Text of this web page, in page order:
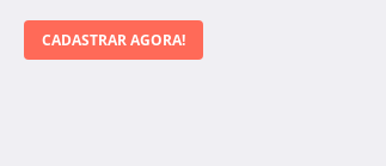
CADASTRAR AGORA!